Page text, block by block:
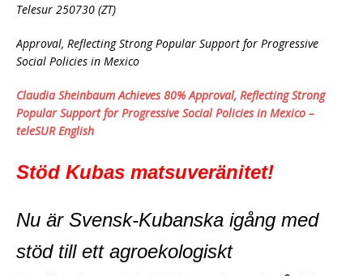
Telesur 250730 (ZT)
Approval, Reflecting Strong Popular Support for Progressive
Social Policies in Mexico
Claudia Sheinbaum Achieves 80% Approval, Reflecting Strong
Popular Support for Progressive Social Policies in Mexico –
teleSUR English
Stöd Kubas matsuveränitet!
Nu är Svensk-Kubanska igång med
stöd till ett agroekologiskt